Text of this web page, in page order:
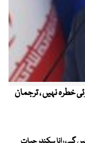
نہیں ، ترجمان